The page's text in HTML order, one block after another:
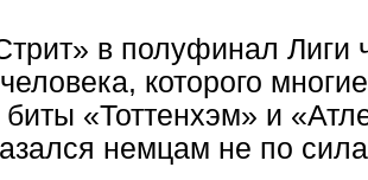
в полуфинал Лиги
которого
«Тоттенхэм» и
немцам не по